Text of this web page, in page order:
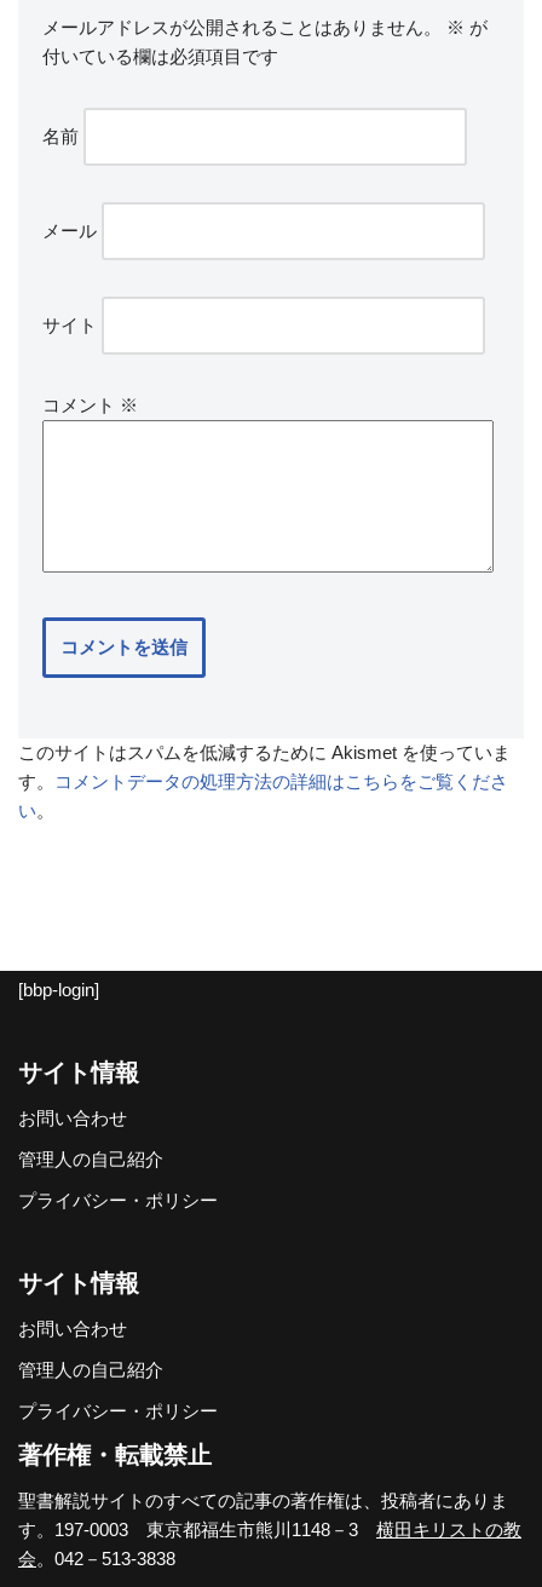
メールアドレスが公開されることはありません。 ※ が
付いている欄は必須項目です
名前
メール
サイト
コメント ※
このサイトはスパムを低減するために Akismet を使っていま
す。
コメントデータの処理方法の詳細はこちらをご覧くださ
い。
[bbp-login]
サイト情報
お問い合わせ
管理人の自己紹介
プライバシー・ポリシー
サイト情報
お問い合わせ
管理人の自己紹介
プライバシー・ポリシー
著作権・転載禁止
聖書解説サイトのすべての記事の著作権は、投稿者にありま
す。197-0003 東京都福生市熊川1148－3 横田キリストの教
会。042－513-3838